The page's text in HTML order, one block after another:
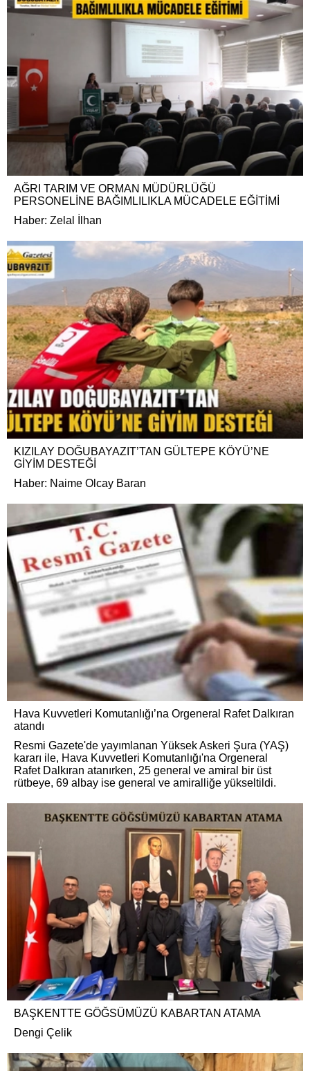
AĞRI TARIM VE ORMAN MÜDÜRLÜĞÜ
PERSONELİNE BAĞIMLILIKLA MÜCADELE EĞİTİMİ
Haber: Zelal İlhan
KIZILAY DOĞUBAYAZIT’TAN GÜLTEPE KÖYÜ’NE
GİYİM DESTEĞİ
Haber: Naime Olcay Baran
Hava Kuvvetleri Komutanlığı’na Orgeneral Rafet Dalkıran
atandı
Resmi Gazete'de yayımlanan Yüksek Askeri Şura (YAŞ)
kararı ile, Hava Kuvvetleri Komutanlığı'na Orgeneral
Rafet Dalkıran atanırken, 25 general ve amiral bir üst
rütbeye, 69 albay ise general ve amiralliğe yükseltildi.
BAŞKENTTE GÖĞSÜMÜZÜ KABARTAN ATAMA
Dengi Çelik